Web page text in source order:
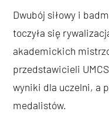
Dwubój siłowy i
toczyła się
akademickich
przedstawicieli
wyniki dla uczelni, a
medalistów.